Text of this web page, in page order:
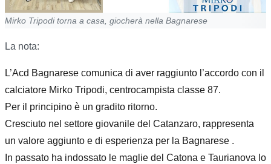
Mirko Tripodi torna a casa, giocherà nella Bagnarese
La nota:
L’Acd Bagnarese comunica di aver raggiunto l’accordo con il
calciatore Mirko Tripodi, centrocampista classe 87.
Per il principino è un gradito ritorno.
Cresciuto nel settore giovanile del Catanzaro, rappresenta
un valore aggiunto e di esperienza per la Bagnarese .
In passato ha indossato le maglie del Catona e Taurianova lo